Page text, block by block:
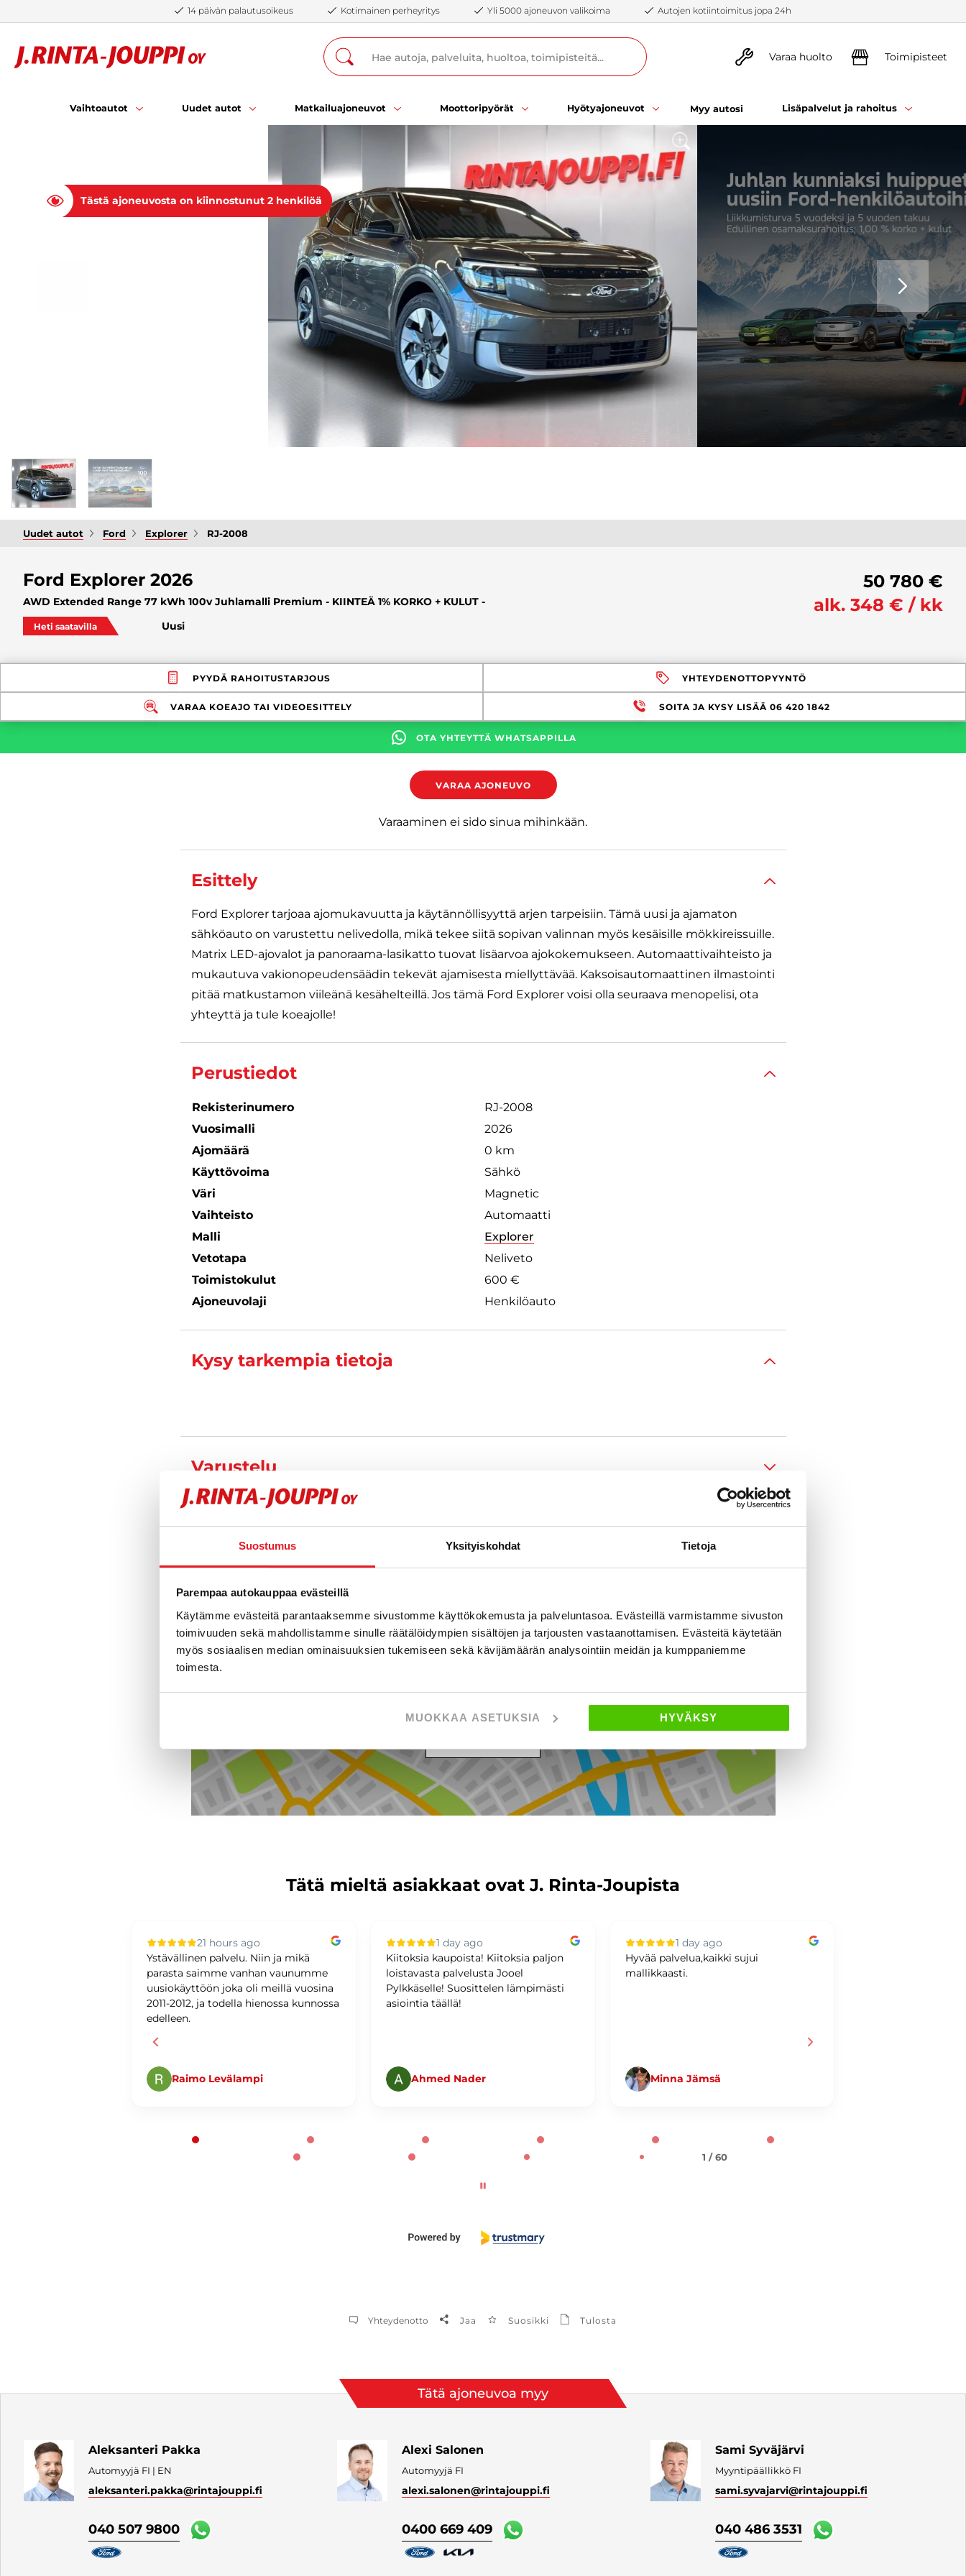
Suostumus Yksityiskohdat Tietoja
Parempaa autokauppaa evästeillä
Käytämme evästeitä parantaaksemme sivustomme käyttökokemusta ja palveluntasoa. Evästeillä varmistamme sivuston
toimivuuden sekä mahdollistamme sinulle räätälöidympien sisältöjen ja tarjousten vastaanottamisen. Evästeitä käytetään
myös sosiaalisen median ominaisuuksien tukemiseen sekä kävijämäärän analysointiin meidän ja kumppaniemme
toimesta.
MUOKKAA ASETUKSIA HYVÄKSY
14 päivän palautusoikeus Kotimainen perheyritys Yli 5000 ajoneuvon valikoima Autojen kotiintoimitus jopa 24h
Varaa huolto Toimipisteet
Vaihtoautot Uudet autot Matkailuajoneuvot Moottoripyörät Hyötyajoneuvot Myy autosi Lisäpalvelut ja rahoitus
SEURAAVA
Tästä ajoneuvosta on kiinnostunut 2 henkilöä
Uudet autot Ford Explorer RJ-2008
Ford Explorer 2026
AWD Extended Range 77 kWh 100v Juhlamalli Premium - KIINTEÄ 1% KORKO + KULUT -
Heti saatavilla Uusi
50 780 €
alk. 348 € / kk
PYYDÄ RAHOITUSTARJOUS YHTEYDENOTTOPYYNTÖ
VARAA KOEAJO TAI VIDEOESITTELY SOITA JA KYSY LISÄÄ 06 420 1842
OTA YHTEYTTÄ WHATSAPPILLA
VARAA AJONEUVO
Varaaminen ei sido sinua mihinkään.
Esittely
Ford Explorer tarjoaa ajomukavuutta ja käytännöllisyyttä arjen tarpeisiin. Tämä uusi ja ajamaton
sähköauto on varustettu nelivedolla, mikä tekee siitä sopivan valinnan myös kesäisille mökkireissuille.
Matrix LED-ajovalot ja panoraama-lasikatto tuovat lisäarvoa ajokokemukseen. Automaattivaihteisto ja
mukautuva vakionopeudensäädin tekevät ajamisesta miellyttävää. Kaksoisautomaattinen ilmastointi
pitää matkustamon viileänä kesähelteillä. Jos tämä Ford Explorer voisi olla seuraava menopelisi, ota
yhteyttä ja tule koeajolle!
Perustiedot
Rekisterinumero
RJ-2008
Vuosimalli
2026
Ajomäärä
0 km
Käyttövoima
Sähkö
Väri
Magnetic
Vaihteisto
Automaatti
Malli
Explorer
Vetotapa
Neliveto
Toimistokulut
600 €
Ajoneuvolaji
Henkilöauto
Kysy tarkempia tietoja
Varustelu
Tekniset tiedot
Toimipiste
J. Rinta-Jouppi Oy, Jouppilantie 18, SEINÄJOKI Ajo-ohjeet
Tätä mieltä asiakkaat ovat J. Rinta-Joupista
21 hours ago
Ystävällinen palvelu. Niin ja mikä
parasta saimme vanhan vaunumme
uusiokäyttöön joka oli meillä vuosina
2011-2012, ja todella hienossa kunnossa
edelleen.
Raimo Levälampi
1 day ago
Kiitoksia kaupoista! Kiitoksia paljon
loistavasta palvelusta Jooel
Pylkkäselle! Suosittelen lämpimästi
asiointia täällä!
Ahmed Nader
1 day ago
Hyvää palvelua,kaikki sujui
mallikkaasti.
Minna Jämsä
1 / 60
Yhteydenotto Jaa Suosikki Tulosta
Tätä ajoneuvoa myy
Aleksanteri Pakka
Automyyjä FI | EN
aleksanteri.pakka@rintajouppi.fi
040 507 9800
Alexi Salonen
Automyyjä FI
alexi.salonen@rintajouppi.fi
0400 669 409
Sami Syväjärvi
Myyntipäällikkö FI
sami.syvajarvi@rintajouppi.fi
040 486 3531